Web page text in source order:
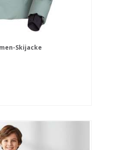
Skijacke